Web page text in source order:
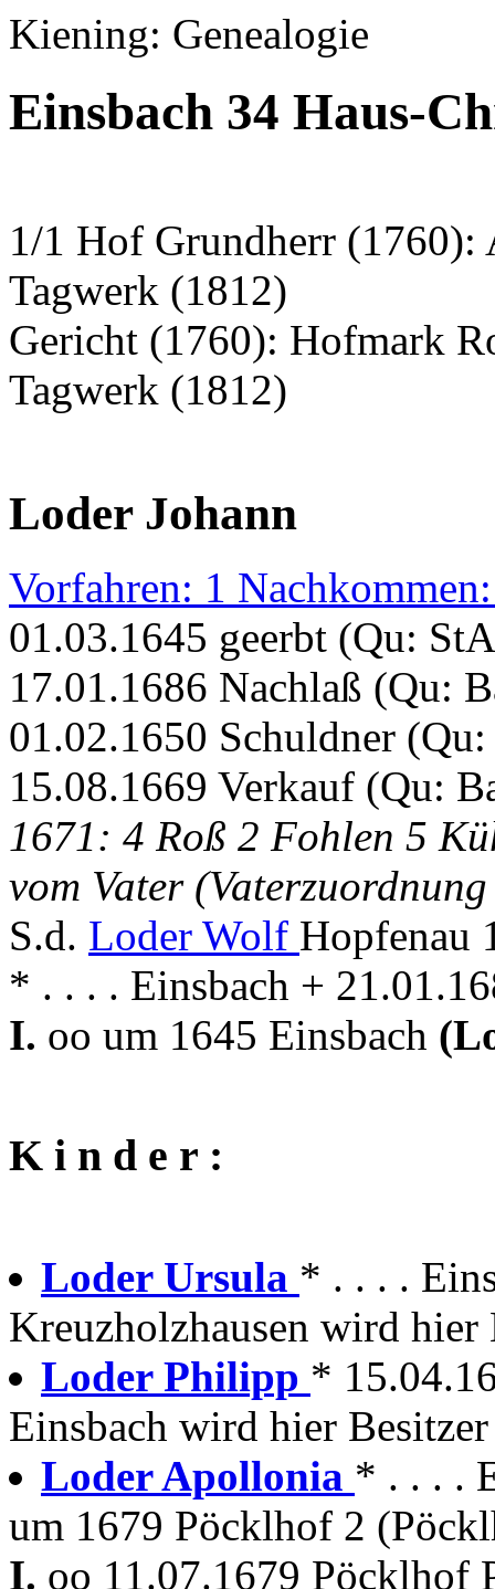
Kiening: Genealogie
Einsbach 34 Haus-
1/1 Hof Grundherr
Tagwerk (1812)
Gericht (1760): Hofmark
Tagwerk (1812)
Loder Johann
Vorfahren: 1
01.03.1645 geerbt (Qu:
17.01.1686 Nachlaß (Qu:
01.02.1650 Schuldner
15.08.1669 Verkauf (Qu:
1671: 4 Roß 2 Fohlen 5
vom Vater
S.d. Loder Wolf Hopfenau
* . . . . Einsbach +
I. oo um 1645 Einsbach
K i n d e r :
Loder Ursula * . . . .
Kreuzholzhausen wird hier
Loder Philipp *
Einsbach wird hier Besitzer
Loder Apollonia * . . . .
um 1679 Pöcklhof 2
I. oo 11.07.1679 Pöcklhof